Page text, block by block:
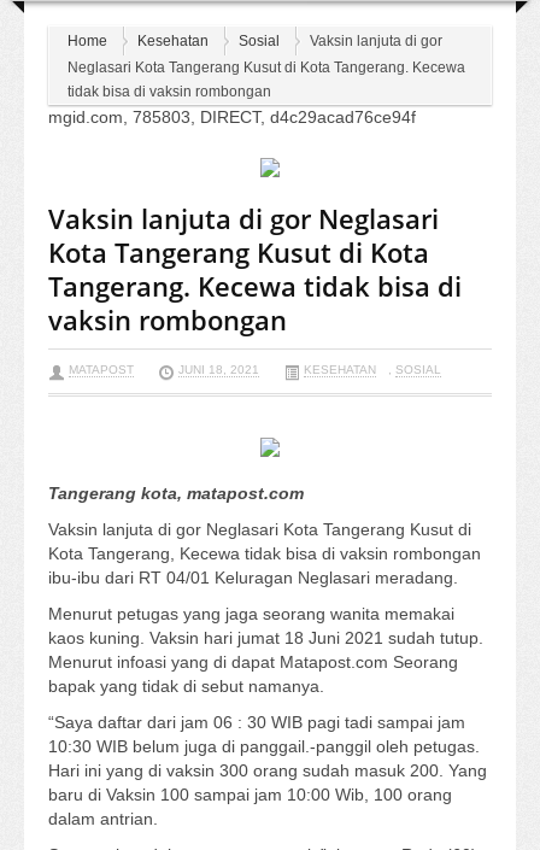
Home Kesehatan Sosial
Vaksin lanjuta di gor
Neglasari Kota Tangerang Kusut di Kota Tangerang. Kecewa
tidak bisa di vaksin rombongan
mgid.com, 785803, DIRECT, d4c29acad76ce94f
Vaksin lanjuta di gor Neglasari
Kota Tangerang Kusut di Kota
Tangerang. Kecewa tidak bisa di
vaksin rombongan
MATAPOST JUNI 18, 2021 KESEHATAN , SOSIAL
Tangerang kota, matapost.com
Vaksin lanjuta di gor Neglasari Kota Tangerang Kusut di
Kota Tangerang, Kecewa tidak bisa di vaksin rombongan
ibu-ibu dari RT 04/01 Keluragan Neglasari meradang.
Menurut petugas yang jaga seorang wanita memakai
kaos kuning. Vaksin hari jumat 18 Juni 2021 sudah tutup.
Menurut infoasi yang di dapat Matapost.com Seorang
bapak yang tidak di sebut namanya.
“Saya daftar dari jam 06 : 30 WIB pagi tadi sampai jam
10:30 WIB belum juga di panggail.-panggil oleh petugas.
Hari ini yang di vaksin 300 orang sudah masuk 200. Yang
baru di Vaksin 100 sampai jam 10:00 Wib, 100 orang
dalam antrian.